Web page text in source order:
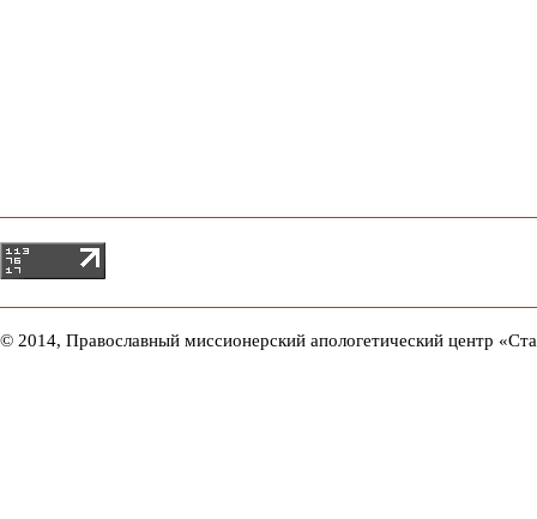
© 2014, Православный миссионерский апологетический центр